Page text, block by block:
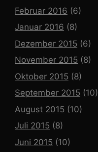
Februar 2016 (6)
Januar 2016 (8)
Dezember 2015 (6)
November 2015 (8)
Oktober 2015 (8)
September 2015 (10)
August 2015 (10)
Juli 2015 (8)
Juni 2015 (10)